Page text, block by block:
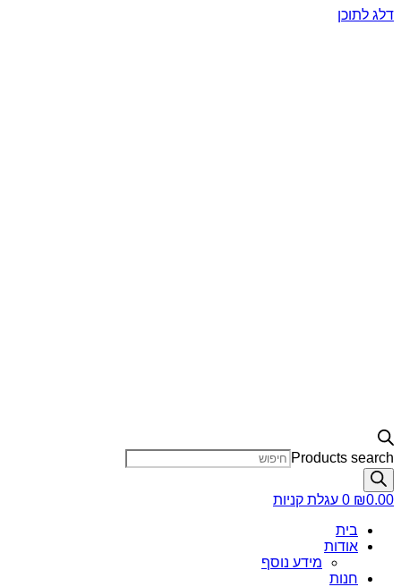
דלג לתוכן
Products search
₪0.00
0 עגלת קניות
בית
אודות
מידע נוסף
חנות